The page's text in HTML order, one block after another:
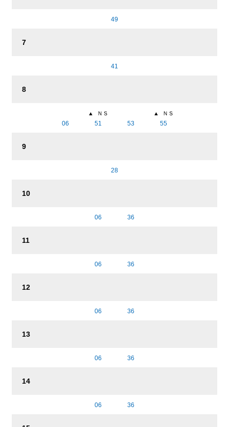
49
7
41
8
06
▲ ＮＳ
51 53
▲ ＮＳ
55
9
28
10
06 36
11
06 36
12
06 36
13
06 36
14
06 36